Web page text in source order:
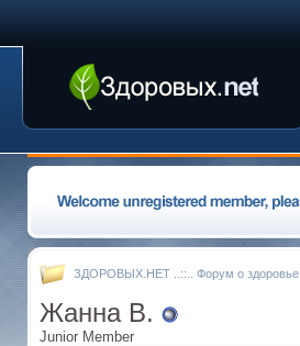
ЗДОРОВЫХ.НЕТ ..::.. Форум о здоровье
Жанна В.
Junior Member